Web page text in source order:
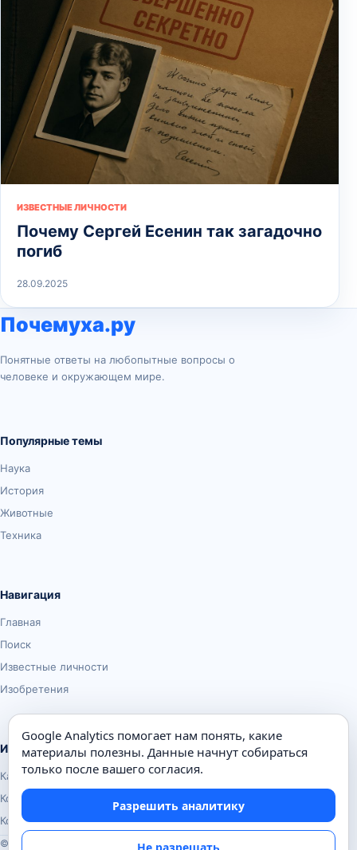
ИЗВЕСТНЫЕ ЛИЧНОСТИ
Почему Сергей Есенин так загадочно
погиб
28.09.2025
Почемуха.ру
Понятные ответы на любопытные вопросы о
человеке и окружающем мире.
Популярные темы
Наука
История
Животные
Техника
Навигация
Главная
Поиск
Известные личности
Изобретения
Информация
Карта сайта
Контакты
Конфиденциальность
© Почемуха.ру, 2010–2026
Google Analytics помогает нам понять, какие
материалы полезны. Данные начнут собираться
только после вашего согласия.
Разрешить аналитику
Не разрешать